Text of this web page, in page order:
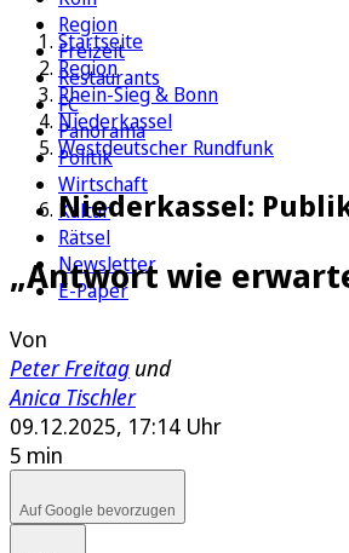
Region
Freizeit
Restaurants
FC
Panorama
Politik
Wirtschaft
Kultur
Rätsel
Newsletter
E-Paper
Startseite
Region
Rhein-Sieg & Bonn
Niederkassel
Westdeutscher Rundfunk
Niederkassel:
„Antwort wie
Von
Peter Freitag und
Anica Tischler
09.12.2025, 17:14 Uhr
5 min
Auf Google bevorzugen